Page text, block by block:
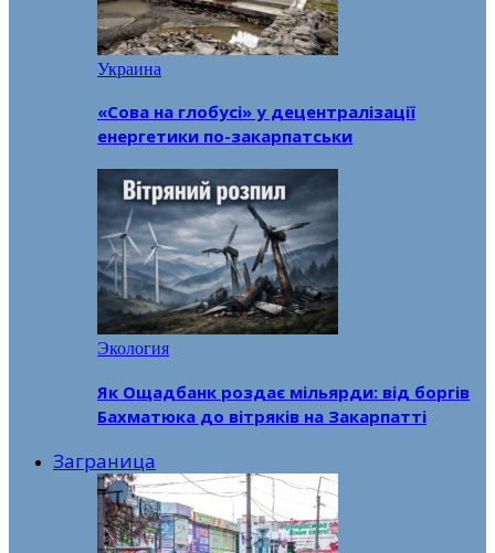
Украина
«Сова на глобусі» у децентралізації
енергетики по-закарпатськи
Экология
Як Ощадбанк роздає мільярди: від боргів
Бахматюка до вітряків на Закарпатті
Заграница